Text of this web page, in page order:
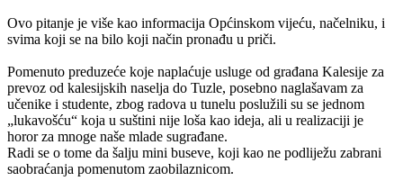
Ovo pitanje je više kao informacija Općinskom vijeću, načelniku, i
svima koji se na bilo koji način pronađu u priči.
Pomenuto preduzeće koje naplaćuje usluge od građana Kalesije za
prevoz od kalesijskih naselja do Tuzle, posebno naglašavam za
učenike i studente, zbog radova u tunelu poslužili su se jednom
„lukavošću“ koja u suštini nije loša kao ideja, ali u realizaciji je
horor za mnoge naše mlade sugrađane.
Radi se o tome da šalju mini buseve, koji kao ne podliježu zabrani
saobraćanja pomenutom zaobilaznicom.